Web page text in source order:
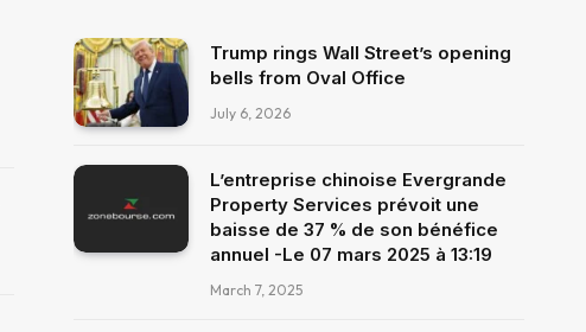
Trump rings Wall Street’s opening
bells from Oval Office
July 6, 2026
L’entreprise chinoise Evergrande
Property Services prévoit une
baisse de 37 % de son bénéfice
annuel -Le 07 mars 2025 à 13:19
March 7, 2025